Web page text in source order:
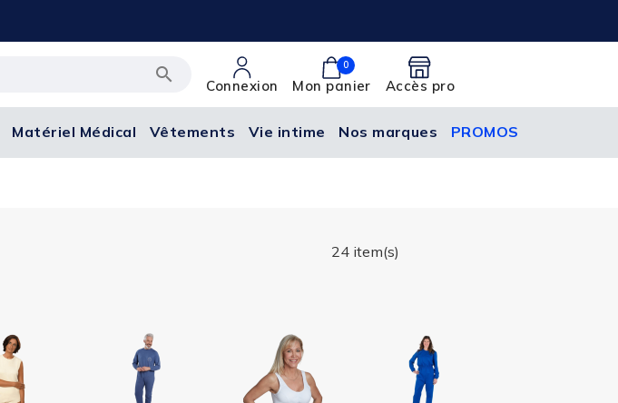
 Connexion
0
Mon panier Accès pro
Matériel Médical Vêtements Vie intime Nos marques PROMOS
24 item(s)